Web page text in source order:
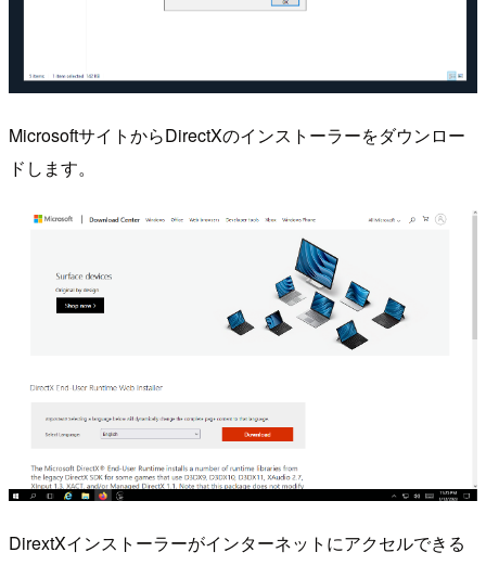
MicrosoftサイトからDirectXのインストーラーをダウンロー
ドします。
DirextXインストーラーがインターネットにアクセルできる